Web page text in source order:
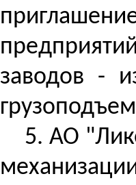
заводов -
5. АО "
механизац